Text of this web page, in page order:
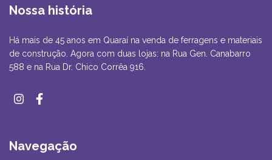
Nossa história
Há mais de 45 anos em Quaraí na venda de ferragens e materiais
de construção. Agora com duas lojas: na Rua Gen. Canabarro
588 e na Rua Dr. Chico Corrêa 916.
Navegação